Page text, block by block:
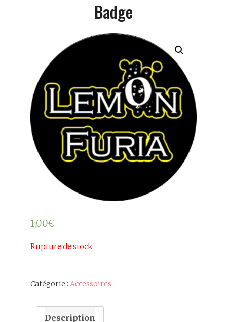
Badge
1,00€
Rupture de stock
Catégorie : Accessoires
Description